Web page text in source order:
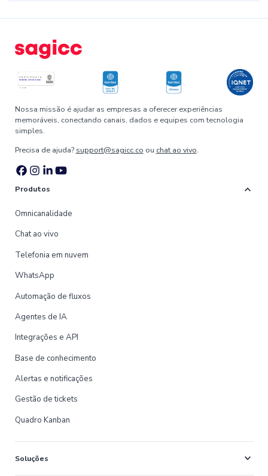
Nossa missão é ajudar as empresas a oferecer experiências
memoráveis, conectando canais, dados e equipes com tecnologia
simples.
Precisa de ajuda? support@sagicc.co ou chat ao vivo.
Produtos expand_more
Omnicanalidade
Chat ao vivo
Telefonia em nuvem
WhatsApp
Automação de fluxos
Agentes de IA
Integrações e API
Base de conhecimento
Alertas e notificações
Gestão de tickets
Quadro Kanban
Soluções expand_more